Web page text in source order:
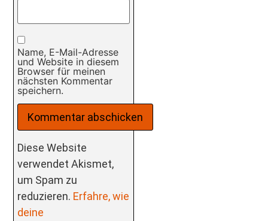
Name, E-Mail-Adresse
und Website in diesem
Browser für meinen
nächsten Kommentar
speichern.
Diese Website
verwendet Akismet,
um Spam zu
reduzieren. Erfahre, wie
deine